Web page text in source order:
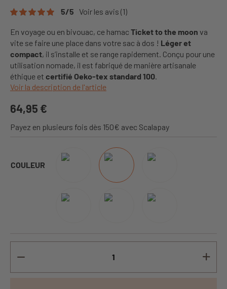
5/5 Voir les avis (1)
En voyage ou en bivouac, ce hamac Ticket to the moon va
vite se faire une place dans votre sac à dos ! Léger et
compact, il s’installe et se range rapidement. Conçu pour une
utilisation nomade, il est fabriqué de manière artisanale
éthique et certifié Oeko-tex standard 100.
Voir la description de l'article
64,95 €
Payez en plusieurs fois dès 150€ avec Scalapay
COULEUR